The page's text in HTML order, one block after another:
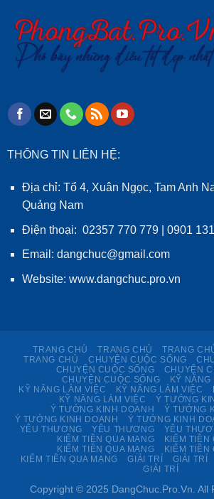
THÔNG TIN LIÊN HỆ:
Địa chỉ: Tổ 4, Xuân Ngọc, Tam Anh
Quảng Nam
Điện thoại: 02357 770 779 | 0901
Email: dangchuc@gmail.com
Website: www.dangchuc.pro.vn
TRANG CHỦ TRANG CHỦ TRANG
TRANG CHỦ
CHUYỆN CUỘC SỐNG
CHUYỆN CUỘC SỐNG
CHUYỆN
CHUYỆN CUỘC SỐNG
KỸ NĂNG
KỸ NĂNG LÀM VIỆC
KỸ NĂNG LÀM VIỆC
KỸ NĂNG LÀM VIỆC
Ý TƯỞNG
Ý TƯỞNG KINH DOANH
Ý TƯỞNG
Ý TƯỞNG KINH DOANH
Ý TƯỞNG KINH
YÊU THƯƠNG
YÊU THƯƠNG YÊU
KIẾM TIỀN QUA MẠNG
KIẾM TIỀN
KIẾM TIỀN QUA MẠNG
KIẾM TIỀN
KIẾM TIỀN QUA MẠNG
GIẢI TRÍ GIẢI TRÍ
GIẢI TRÍ
Copyright © 2025 DangChuc.Pro.Vn. All